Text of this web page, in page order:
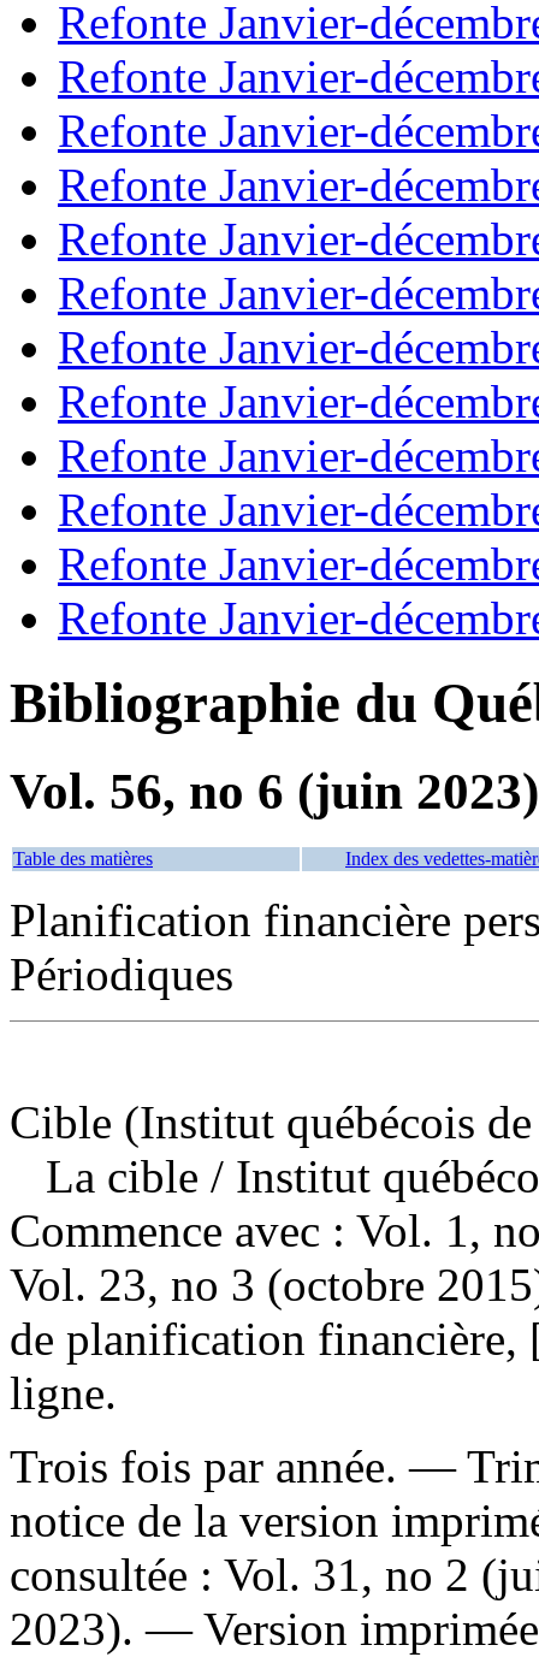
Refonte Janvier-
Refonte Janvier-
Refonte Janvier-
Refonte Janvier-
Refonte Janvier-
Refonte Janvier-
Refonte Janvier-
Refonte Janvier-
Refonte Janvier-
Refonte Janvier-
Refonte Janvier-
Refonte Janvier-
Bibliographie du
Vol. 56, no 6 (juin 2023)
Table des matières Index des vedettes-
Planification financière
Périodiques
Cible (Institut québécois
La cible / Institut
Commence avec : Vol. 1,
Vol. 23, no 3 (octobre
de planification
ligne.
Trois fois par année. —
notice de la version
consultée : Vol. 31, no 2
2023). —Version